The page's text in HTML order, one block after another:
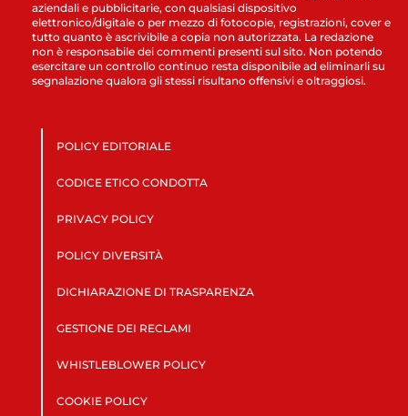
aziendali e pubblicitarie, con qualsiasi dispositivo
elettronico/digitale o per mezzo di fotocopie, registrazioni, cover e
tutto quanto è ascrivibile a copia non autorizzata. La redazione
non è responsabile dei commenti presenti sul sito. Non potendo
esercitare un controllo continuo resta disponibile ad eliminarli su
segnalazione qualora gli stessi risultano offensivi e oltraggiosi.
POLICY EDITORIALE
CODICE ETICO CONDOTTA
PRIVACY POLICY
POLICY DIVERSITÀ
DICHIARAZIONE DI TRASPARENZA
GESTIONE DEI RECLAMI
WHISTLEBLOWER POLICY
COOKIE POLICY